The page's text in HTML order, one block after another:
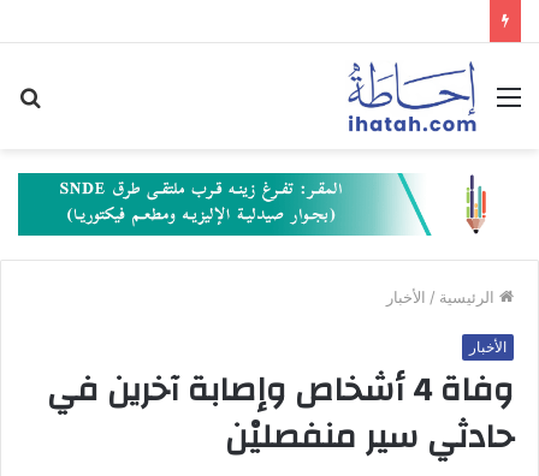
القائمة
الرئيسية / الأخبار
الأخبار
وفاة 4 أشخاص وإصابة آخرين في
حادثي سير منفصليْن